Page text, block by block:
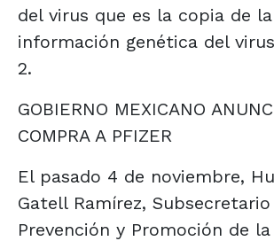
del virus que es la copia de la
información genética del
2.
GOBIERNO MEXICANO
COMPRA A PFIZER
El pasado 4 de noviembre,
Gatell Ramírez, Subsecretario
Prevención y Promoción de la